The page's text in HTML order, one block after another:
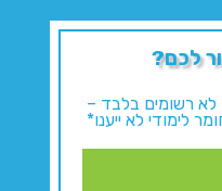
לכם?
לא רשומים בלבד –
לימודי לא ייענו*